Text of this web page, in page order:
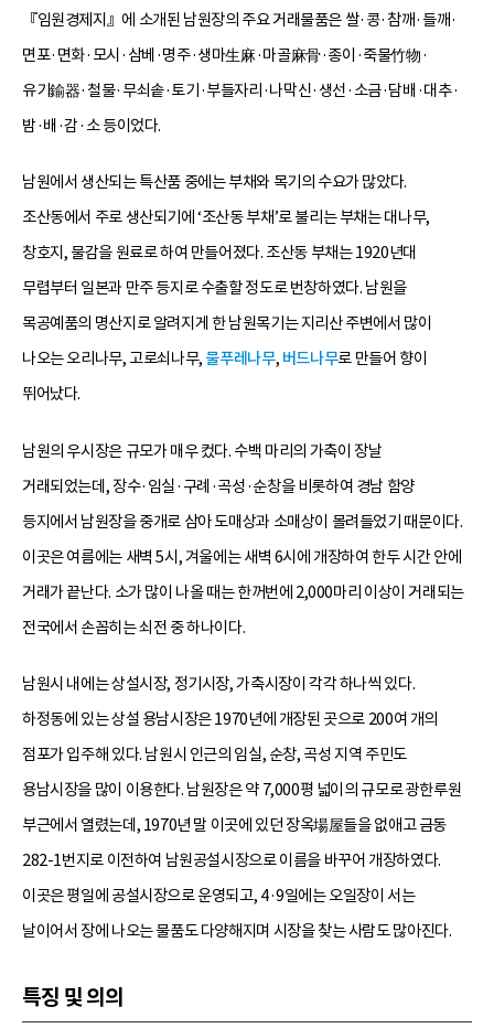
『임원경제지』에 소개된 남원장의 주요 거래물품은 쌀·콩·참깨·들깨·
면포·면화·모시·삼베·명주·생마生麻·마골麻骨·종이·죽물竹物·
유기鍮器·철물·무쇠솥·토기·부들자리·나막신·생선·소금·담배·대추·
밤·배·감·소 등이었다.
남원에서 생산되는 특산품 중에는 부채와 목기의 수요가 많았다.
조산동에서 주로 생산되기에 ‘조산동 부채’로 불리는 부채는 대나무,
창호지, 물감을 원료로 하여 만들어졌다. 조산동 부채는 1920년대
무렵부터 일본과 만주 등지로 수출할 정도로 번창하였다. 남원을
목공예품의 명산지로 알려지게 한 남원목기는 지리산 주변에서 많이
나오는 오리나무, 고로쇠나무, 물푸레나무, 버드나무로 만들어 향이
뛰어났다.
남원의 우시장은 규모가 매우 컸다. 수백 마리의 가축이 장날
거래되었는데, 장수·임실·구례·곡성·순창을 비롯하여 경남 함양
등지에서 남원장을 중개로 삼아 도매상과 소매상이 몰려들었기 때문이다.
이곳은 여름에는 새벽 5시, 겨울에는 새벽 6시에 개장하여 한두 시간 안에
거래가 끝난다. 소가 많이 나올 때는 한꺼번에 2,000마리 이상이 거래되는
전국에서 손꼽히는 쇠전 중 하나이다.
남원시 내에는 상설시장, 정기시장, 가축시장이 각각 하나씩 있다.
하정동에 있는 상설 용남시장은 1970년에 개장된 곳으로 200여 개의
점포가 입주해 있다. 남원시 인근의 임실, 순창, 곡성 지역 주민도
용남시장을 많이 이용한다. 남원장은 약 7,000평 넓이의 규모로 광한루원
부근에서 열렸는데, 1970년 말 이곳에 있던 장옥場屋들을 없애고 금동
282-1번지로 이전하여 남원공설시장으로 이름을 바꾸어 개장하였다.
이곳은 평일에 공설시장으로 운영되고, 4·9일에는 오일장이 서는
날이어서 장에 나오는 물품도 다양해지며 시장을 찾는 사람도 많아진다.
특징 및 의의